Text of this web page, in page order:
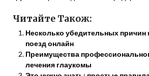
Читайте Також:
Несколько убедительных причин
поезд онлайн
Преимущества
лечения глаукомы